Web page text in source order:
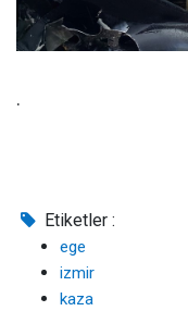
.
Etiketler :
ege
izmir
kaza